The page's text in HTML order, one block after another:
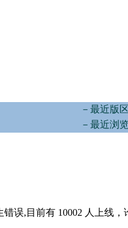
－最近版
－最近浏
错误,目前有 10002 人上线